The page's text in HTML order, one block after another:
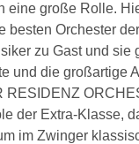
eine große Rolle.
besten Orchester
zu Gast und sie
und die großartige
RESIDENZ
der Extra-Klasse,
im Zwinger